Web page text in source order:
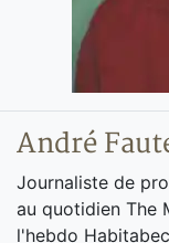
André
Journaliste de
au quotidien The
l'hebdo